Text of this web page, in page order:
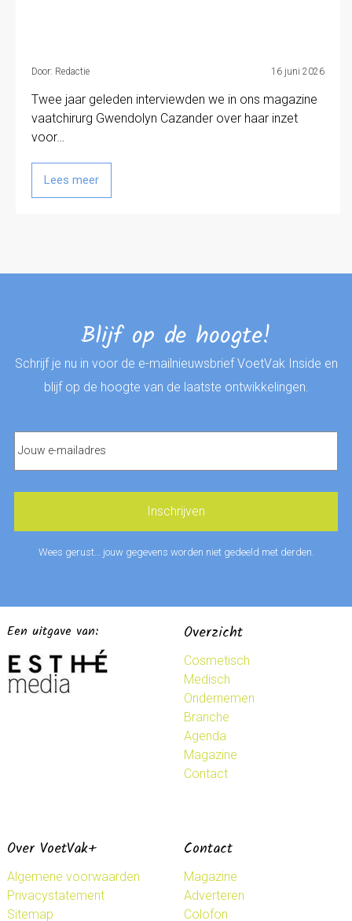
Door: Redactie 16 juni 2026
Twee jaar geleden interviewden we in ons magazine
vaatchirurg Gwendolyn Cazander over haar inzet
voor…
Lees meer
Blijf op de hoogte!
Schrijf je nu in voor de e-mailnieuwsbrief VoetVak Inside en
blijf op de hoogte van de laatste ontwikkelingen.
Wees gerust… jouw gegevens worden niet gedeeld met derden.
Een uitgave van: Overzicht
Cosmetisch
Medisch
Ondernemen
Branche
Agenda
Magazine
Contact
Over VoetVak+
Algemene voorwaarden
Privacystatement
Sitemap
Contact
Magazine
Adverteren
Colofon